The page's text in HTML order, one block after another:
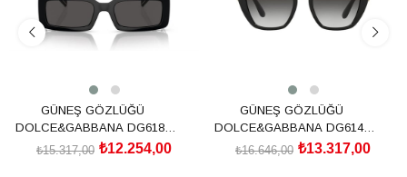
GÜNEŞ GÖZLÜĞÜ
DOLCE&GABBANA DG6187
501/8753₺12.254,00
₺15.317,00
GÜNEŞ GÖZLÜĞÜ
DOLCE&GABBANA DG6144
501/8G54₺13.317,00
₺16.646,00